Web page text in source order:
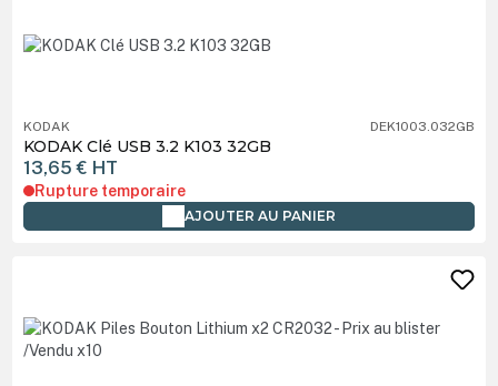
KODAK DEK1003.032GB
KODAK Clé USB 3.2 K103 32GB
13,65 € HT
Rupture temporaire
AJOUTER AU PANIER